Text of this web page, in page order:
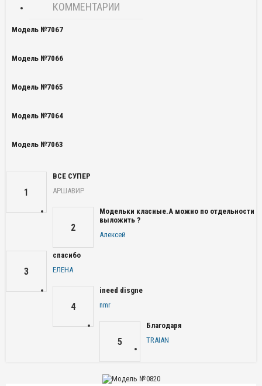
КОММЕНТАРИИ
Модель №7067
Модель №7066
Модель №7065
Модель №7064
Модель №7063
1
ВСЕ СУПЕР
АРШАВИР
2
Модельки класные.А можно по отдельности
выложить ?
Алексей
3
спасибо
ЕЛЕНА
4
ineed disgne
nmr
5
Благодаря
TRAIAN